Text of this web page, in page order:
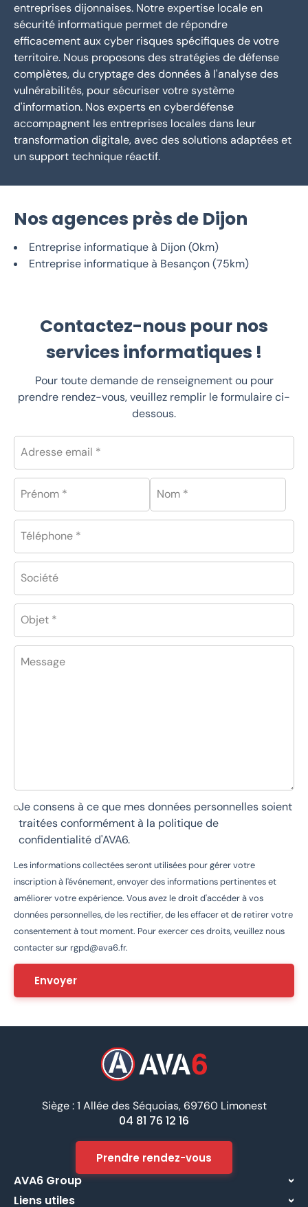
entreprises dijonnaises. Notre expertise locale en
sécurité informatique permet de répondre
efficacement aux cyber risques spécifiques de votre
territoire. Nous proposons des stratégies de défense
complètes, du cryptage des données à l'analyse des
vulnérabilités, pour sécuriser votre système
d'information. Nos experts en cyberdéfense
accompagnent les entreprises locales dans leur
transformation digitale, avec des solutions adaptées et
un support technique réactif.
Nos agences près de Dijon
Entreprise informatique à Dijon (0km)
Entreprise informatique à Besançon (75km)
Contactez-nous pour nos
services informatiques !
Pour toute demande de renseignement ou pour
prendre rendez-vous, veuillez remplir le formulaire ci-
dessous.
Adresse email *
Prénom * Nom *
Téléphone *
Société
Objet *
Message
Je consens à ce que mes données personnelles soient
traitées conformément à la politique de
confidentialité d'AVA6.
Les informations collectées seront utilisées pour gérer votre
inscription à l'événement, envoyer des informations pertinentes et
améliorer votre expérience. Vous avez le droit d'accéder à vos
données personnelles, de les rectifier, de les effacer et de retirer votre
consentement à tout moment. Pour exercer ces droits, veuillez nous
contacter sur rgpd@ava6.fr.
Siège : 1 Allée des Séquoias, 69760 Limonest
04 81 76 12 16
Prendre rendez-vous
AVA6 Group
À propos
Liens utiles